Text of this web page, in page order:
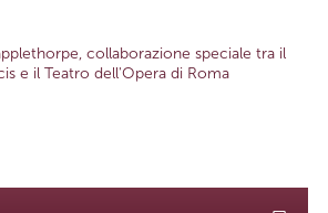
collaborazione speciale tra il
e il Teatro dell'Opera di Roma